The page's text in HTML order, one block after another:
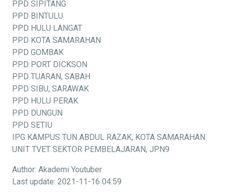
PPD SIPITANG
PPD BINTULU
PPD HULU LANGAT
PPD KOTA SAMARAHAN
PPD GOMBAK
PPD PORT DICKSON
PPD TUARAN, SABAH
PPD SIBU, SARAWAK
PPD HULU PERAK
PPD DUNGUN
PPD SETIU
IPG KAMPUS TUN ABDUL RAZAK, KOTA SAMARAHAN
UNIT TVET SEKTOR PEMBELAJARAN, JPN9
Author: Akademi Youtuber
Last update: 2021-11-16 04:59